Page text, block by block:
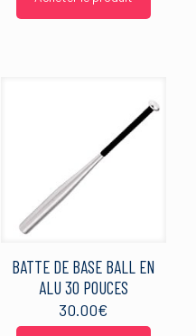
BATTE DE BASE BALL EN
ALU 30 POUCES
30.00€